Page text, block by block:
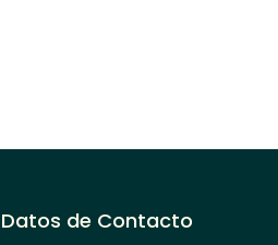
Datos de Contacto